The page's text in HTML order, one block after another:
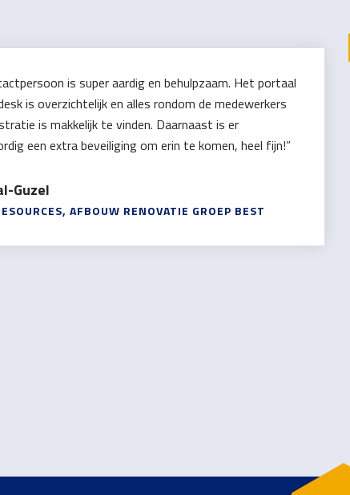
is super aardig en behulpzaam. Het portaal
is overzichtelijk en alles rondom de medewerkers
is makkelijk te vinden. Daarnaast is er
een extra beveiliging om erin te komen, heel fijn!”
Guzel
AFBOUW RENOVATIE GROEP BEST